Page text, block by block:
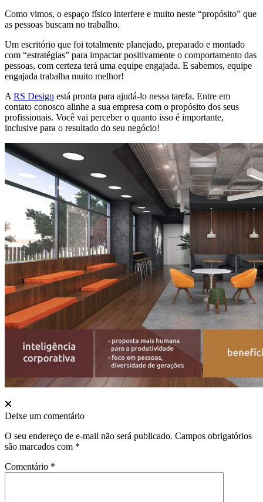
Como vimos, o espaço físico interfere e muito neste “propósito” que
as pessoas buscam no trabalho.
Um escritório que foi totalmente planejado, preparado e montado
com “estratégias” para impactar positivamente o comportamento das
pessoas, com certeza terá uma equipe engajada. E sabemos, equipe
engajada trabalha muito melhor!
ARS Design está pronta para ajudá-lo nessa tarefa. Entre em
contato conosco alinhe a sua empresa com o propósito dos seus
profissionais. Você vai perceber o quanto isso é importante,
inclusive para o resultado do seu negócio!
Deixe um comentário
O seu endereço de e-mail não será publicado. Campos obrigatórios
são marcados com *
Comentário *